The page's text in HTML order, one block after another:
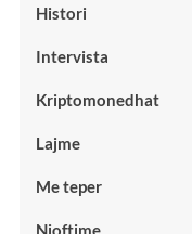
Histori
Intervista
Kriptomonedhat
Lajme
Me teper
Njoftime